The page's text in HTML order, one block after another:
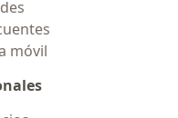
móvil